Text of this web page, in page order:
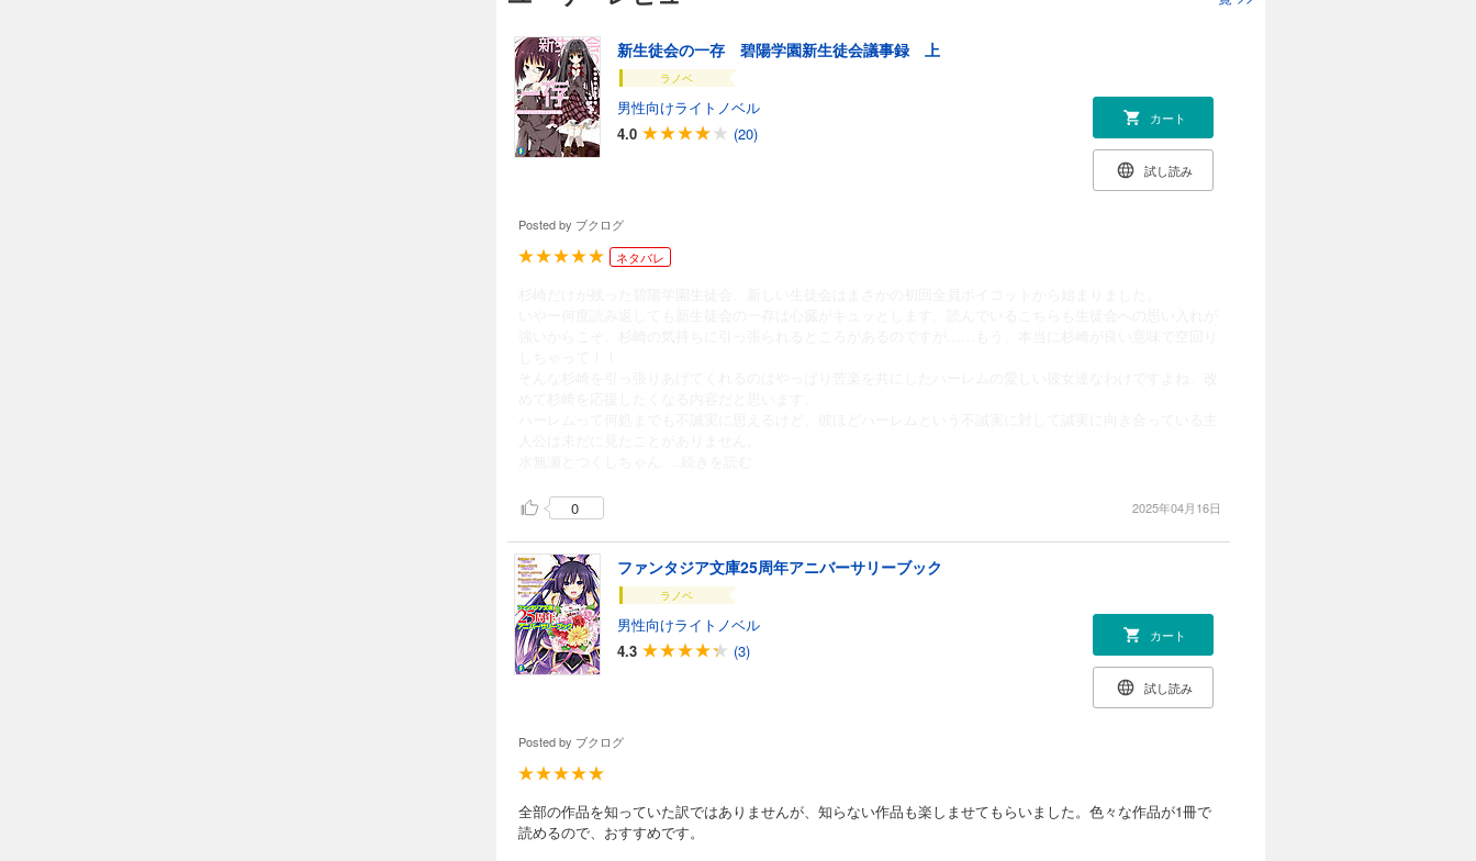
新生徒会の一存 碧陽学園新生徒会議事録 上
ラノベ
男性向けライトノベル
4.0
(20)
カート
試し読み
Posted by ブクログ
ネタバレ
0 2025年04月16日
ファンタジア文庫25周年アニバーサリーブック
ラノベ
男性向けライトノベル
4.3
(3)
カート
試し読み
Posted by ブクログ
全部の作品を知っていた訳ではありませんが、知らない作品も楽しませてもらいました。色々な作品が1冊で
読めるので、おすすめです。